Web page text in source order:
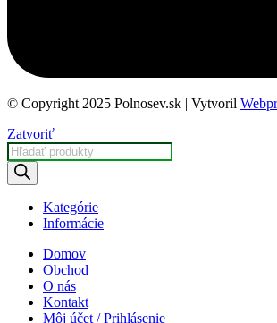
© Copyright 2025 Polnosev.sk | Vytvoril
Zatvoriť
Products
search
Kategórie
Informácie
Domov
Obchod
O nás
Kontakt
Môj účet / Prihlásenie